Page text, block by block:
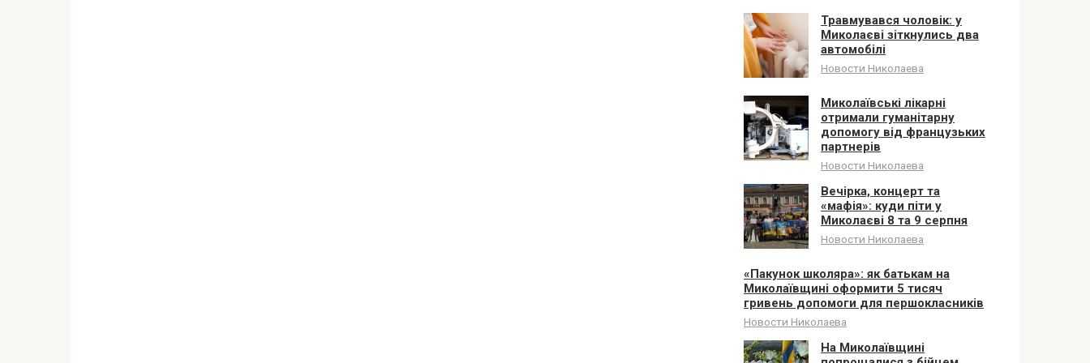
Травмувався чоловік: у
Миколаєві зіткнулись два
автомобілі
Новости Николаева
Миколаївські лікарні
отримали гуманітарну
допомогу від французьких
партнерів
Новости Николаева
Вечірка, концерт та
«мафія»: куди піти у
Миколаєві 8 та 9 серпня
Новости Николаева
«Пакунок школяра»: як батькам на
Миколаївщині оформити 5 тисяч
гривень допомоги для першокласників
Новости Николаева
На Миколаївщині